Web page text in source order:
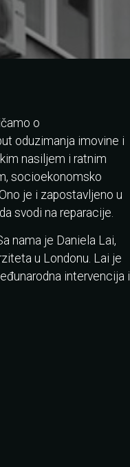
o
oduzimanja imovine i
nasiljem i ratnim
socioekonomsko
je i zapostavljeno u
svodi na reparacije.
nama je Daniela Lai,
u Londonu. Lai je
intervencija i